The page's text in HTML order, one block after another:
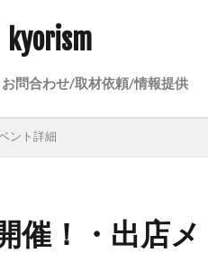
kyorism
お問合わせ/取材依頼/情報提供
ント詳細
催！・出店メ